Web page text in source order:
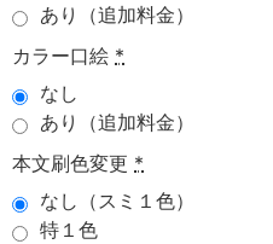
あり（追加料金）
カラー口絵 *
なし
あり（追加料金）
本文刷色変更 *
なし（スミ１色）
特１色